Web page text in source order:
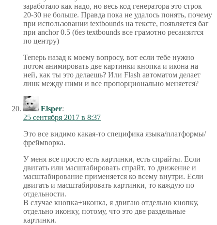
заработало как надо, но весь код генератора это строк
20-30 не больше. Правда пока не удалось понять, почему
при использовании textbounds на тексте, появляется баг
при anchor 0.5 (без textbounds все грамотно ресаизится
по центру)
Теперь назад к моему вопросу, вот если тебе нужно
потом анимировать две картинки кнопка и икона на
ней, как ты это делаешь? Или Flash автоматом делает
линк между ними и все пропорционально меняется?
Elsper:
25 сентября 2017 в 8:37
Это все видимо какая-то специфика языка/платформы/
фреймворка.
У меня все просто есть картинки, есть спрайты. Если
двигать или масштабировать спрайт, то движение и
масштабирование применяется ко всему внутри. Если
двигать и масштабировать картинки, то каждую по
отдельности.
В случае кнопка+иконка, я двигаю отдельно кнопку,
отдельно иконку, потому, что это две раздельные
картинки.